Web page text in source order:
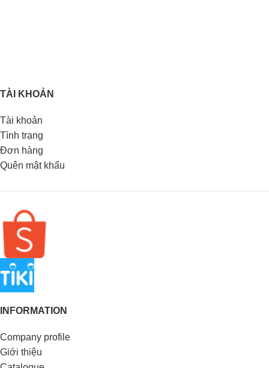
TÀI KHOẢN
Tài khoản
Tình trạng
Đơn hàng
Quên mật khẩu
INFORMATION
Company profile
Giới thiệu